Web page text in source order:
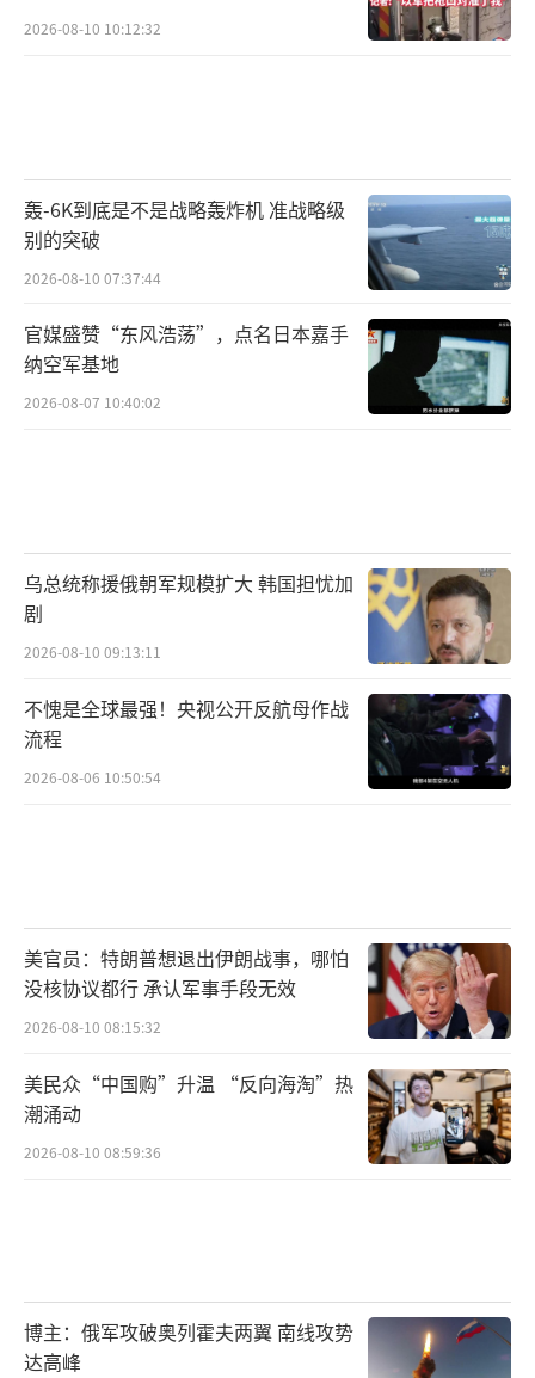
2026-08-10 10:12:32
轰-6K到底是不是战略轰炸机 准战略级
别的突破
2026-08-10 07:37:44
官媒盛赞“东风浩荡”，点名日本嘉手
纳空军基地
2026-08-07 10:40:02
乌总统称援俄朝军规模扩大 韩国担忧加
剧
2026-08-10 09:13:11
不愧是全球最强！央视公开反航母作战
流程
2026-08-06 10:50:54
美官员：特朗普想退出伊朗战事，哪怕
没核协议都行 承认军事手段无效
2026-08-10 08:15:32
美民众“中国购”升温 “反向海淘”热
潮涌动
2026-08-10 08:59:36
博主：俄军攻破奥列霍夫两翼 南线攻势
达高峰